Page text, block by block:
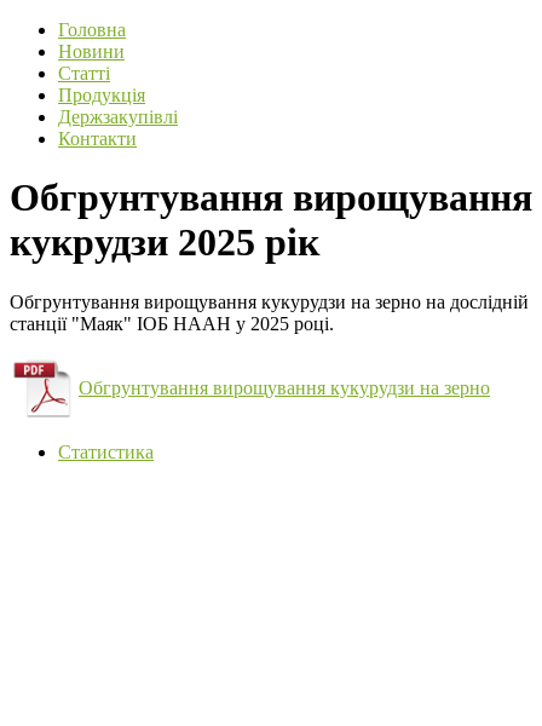
Головна
Новини
Статті
Продукція
Держзакупівлі
Контакти
Обгрунтування вирощування
кукрудзи 2025 рік
Обгрунтування вирощування кукурудзи на зерно на дослідній
станції "Маяк" ІОБ НААН у 2025 році.
Обгрунтування вирощування кукурудзи на зерно
Статистика